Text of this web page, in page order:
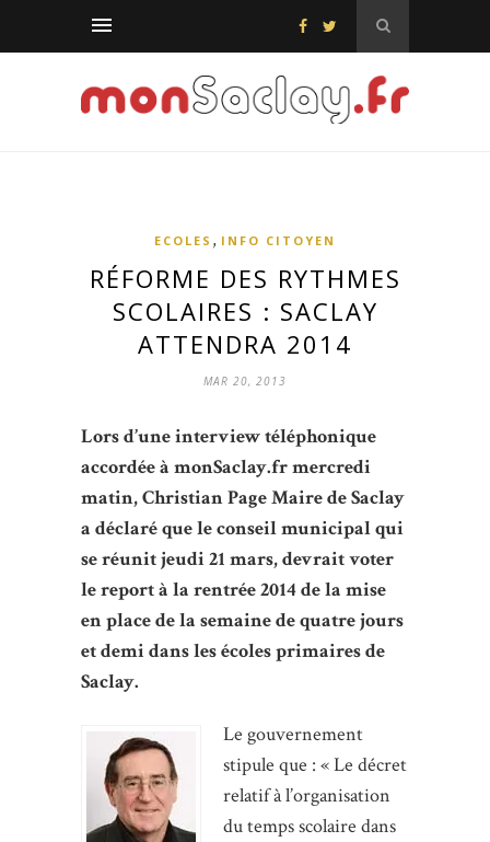
ECOLES , INFO CITOYEN
RÉFORME DES RYTHMES
SCOLAIRES : SACLAY
ATTENDRA 2014
MAR 20, 2013
Lors d’une interview téléphonique
accordée à monSaclay.fr mercredi
matin, Christian Page Maire de Saclay
a déclaré que le conseil municipal qui
se réunit jeudi 21 mars, devrait voter
le report à la rentrée 2014 de la mise
en place de la semaine de quatre jours
et demi dans les écoles primaires de
Saclay.
Le gouvernement
stipule que : « Le décret
relatif à l’organisation
du temps scolaire dans